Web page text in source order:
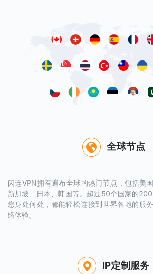
全球节点
闪连VPN拥有遍布全球的热门节点，包括美
新加坡、日本、韩国等。超过50个国家的
您身处何处，都能轻松连接到世界各地的服
络体验。
IP定制服务